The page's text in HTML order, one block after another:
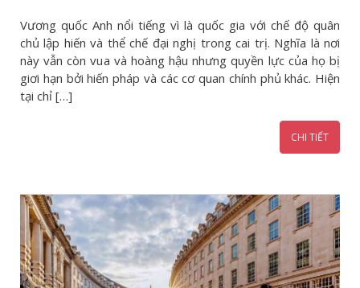
Vương quốc Anh nổi tiếng vì là quốc gia với chế độ quân
chủ lập hiến và thể chế đại nghị trong cai trị. Nghĩa là nơi
này vẫn còn vua và hoàng hậu nhưng quyền lực của họ bị
giơi hạn bởi hiến pháp và các cơ quan chính phủ khác. Hiện
tại chỉ […]
CHI TIẾT